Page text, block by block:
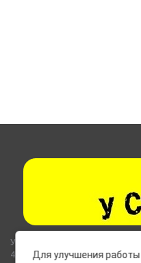
Указанные на сайте цены не
437 ГК РФ).Для улучшения работы